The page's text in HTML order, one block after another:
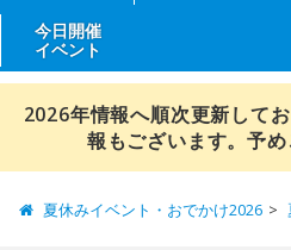
今日開催
イベント
2026年情報へ順次更新して
報もございます。予め
夏休みイベント・おでかけ2026